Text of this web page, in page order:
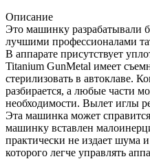
Описание
Это машинку разрабатывали
лучшими профессионалами
В аппарате присутствует
Titanium GunMetal имеет
стерилизовать в автоклаве.
разбирается, а любые части
необходимости. Вылет иглы
Эта машинка может
машинку вставлен
практически не издает
которого легче управлять